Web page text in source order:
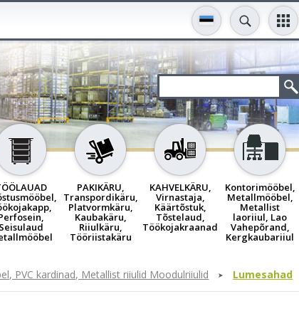
Seisulaud
PAKIKÄRU,
Transpordikäru,
Platvormkäru,
Kaubakäru,
Riiulkäru,
Tööriistakäru
KAHVELKÄRU,
Virnastaja,
Käärtõstuk,
Tõstelaud,
Töökojakraanad
Kontorimööbel,
Metallmööbel,
Metallist
laoriiul, Lao
Vahepõrand,
Kergkaubariiul
PVC kardinad, Metallist riiulid Moodulriiulid Lumesahad